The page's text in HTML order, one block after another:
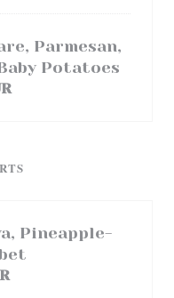
Parmesan,
Potatoes
Pineapple-